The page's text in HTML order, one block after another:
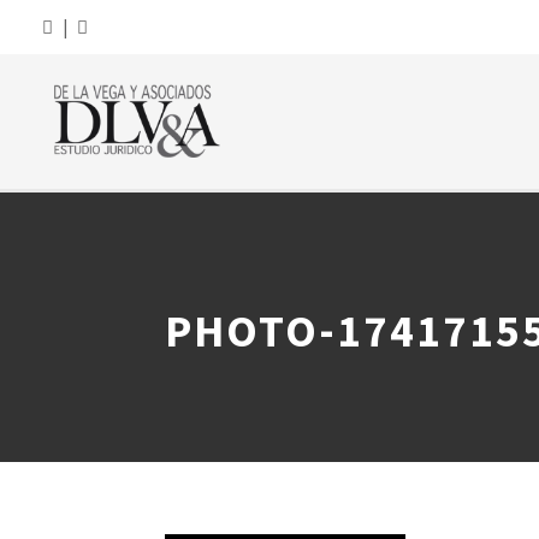
|
PHOTO-